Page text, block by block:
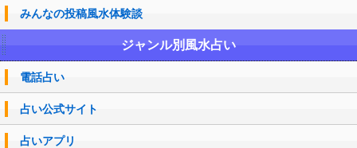
みんなの投稿風水体験談
ジャンル別風水占い
電話占い
占い公式サイト
占いアプリ